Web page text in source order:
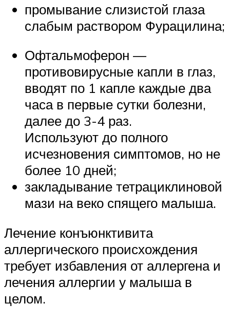
промывание слизистой глаза
слабым раствором Фурацилина;
Офтальмоферон —
противовирусные капли в глаз,
вводят по 1 капле каждые два
часа в первые сутки болезни,
далее до 3-4 раз.
Используют до полного
исчезновения симптомов, но не
более 10 дней;
закладывание тетрациклиновой
мази на веко спящего малыша.
Лечение конъюнктивита
аллергического происхождения
требует избавления от аллергена и
лечения аллергии у малыша в
целом.